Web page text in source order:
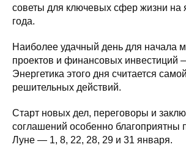
советы для ключевых сфер жизни на
года.
Наиболее удачный день для начала
проектов и финансовых инвестиций
Энергетика этого дня считается
решительных действий.
Старт новых дел, переговоры и
соглашений особенно благоприятны
Луне — 1, 8, 22, 28, 29 и 31 января.